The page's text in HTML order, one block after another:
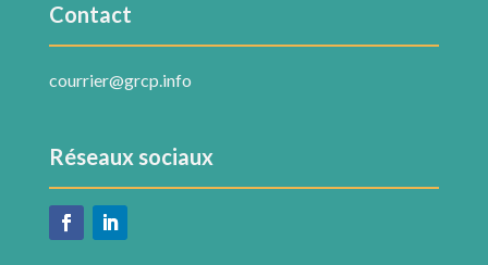
Contact
courrier@grcp.info
Réseaux sociaux